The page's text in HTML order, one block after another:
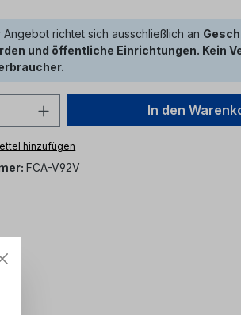
Angebot richtet sich ausschließlich an
und öffentliche Einrichtungen. Kein
Anzahl: Gib denIn den
hinzufügen
FCA-V92V